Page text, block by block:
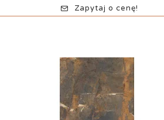
Zapytaj o cenę!